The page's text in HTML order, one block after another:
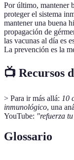
Por último, mantener
proteger el sistema
mantener una buena
propagación de
las vacunas al día es
La prevención es la
📺 Recursos
> Para ir más allá: 10
inmunológico, una
YouTube: "refuerza
Glossario